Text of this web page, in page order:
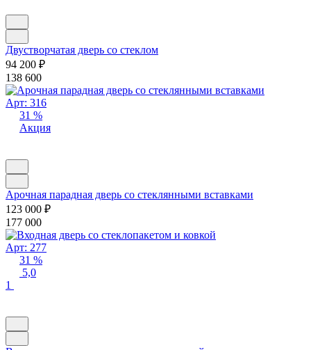
Двустворчатая дверь со стеклом
94 200 ₽
138 600
Арт: 316
31 %
Акция
Арочная парадная дверь со стеклянными вставками
123 000 ₽
177 000
Арт: 277
31 %
5,0
1